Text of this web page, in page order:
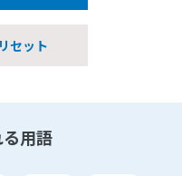
セット
用語